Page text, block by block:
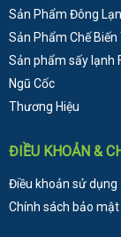
Sản Phẩm Đông
Sản Phẩm Chế Biến
Sản phẩm sấy lạnh
Ngũ Cốc
Thương Hiệu
ĐIỀU KHOẢN &
Điều khoản sử dụng
Chính sách bảo mật